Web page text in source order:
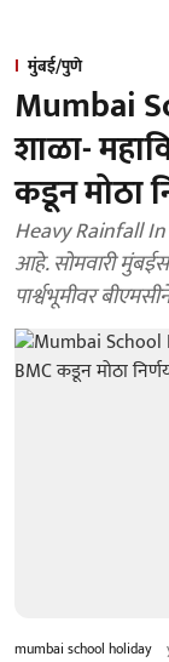
मुंबई/पुणे
Mumbai
शाळा-
कडून मोठा
Heavy Rainfall
आहे. सोमवारी
पार्श्वभूमीवर
mumbai school holiday